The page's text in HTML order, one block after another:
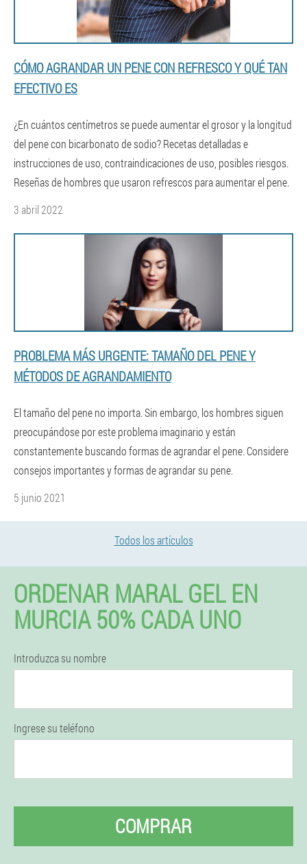
CÓMO AGRANDAR UN PENE CON REFRESCO Y QUÉ TAN
EFECTIVO ES
¿En cuántos centímetros se puede aumentar el grosor y la longitud
del pene con bicarbonato de sodio? Recetas detalladas e
instrucciones de uso, contraindicaciones de uso, posibles riesgos.
Reseñas de hombres que usaron refrescos para aumentar el pene.
3 abril 2022
PROBLEMA MÁS URGENTE: TAMAÑO DEL PENE Y
MÉTODOS DE AGRANDAMIENTO
El tamaño del pene no importa. Sin embargo, los hombres siguen
preocupándose por este problema imaginario y están
constantemente buscando formas de agrandar el pene. Considere
consejos importantes y formas de agrandar su pene.
5 junio 2021
Todos los artículos
ORDENAR MARAL GEL EN
MURCIA 50% CADA UNO
Introduzca su nombre
Ingrese su teléfono
COMPRAR